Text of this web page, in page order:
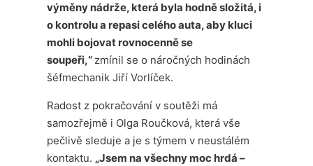
výměny nádrže, která byla hodně složitá, i
o kontrolu a repasi celého auta, aby kluci
mohli bojovat rovnocenně se
soupeři,“ zmínil se o náročných hodinách
šéfmechanik Jiří Vorlíček.
Radost z pokračování v soutěži má
samozřejmě i Olga Roučková, která vše
pečlivě sleduje a je s týmem v neustálém
kontaktu. „Jsem na všechny moc hrdá –